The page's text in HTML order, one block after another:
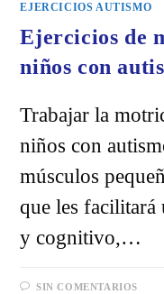
EJERCICIOS AUTISMO
Ejercicios de
niños con
Trabajar la
niños con
músculos
que les
y cognitivo,…
SIN COMENTARIOS